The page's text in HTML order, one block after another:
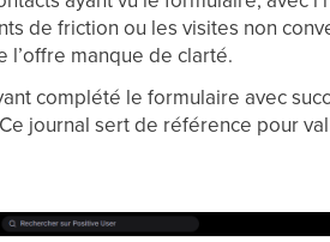
de friction ou les visites non
l’offre manque de clarté.
complété le formulaire avec
journal sert de référence pour